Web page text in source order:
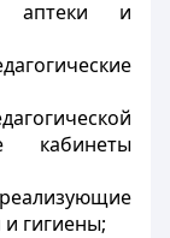
аптеки и
кабинеты
гигиены;